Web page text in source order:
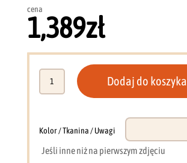
cena
1,389zł
drzwi
cm
Dodaj do koszyka
Kolor / Tkanina / Uwagi
Jeśli inne niż na pierwszym zdjęciu